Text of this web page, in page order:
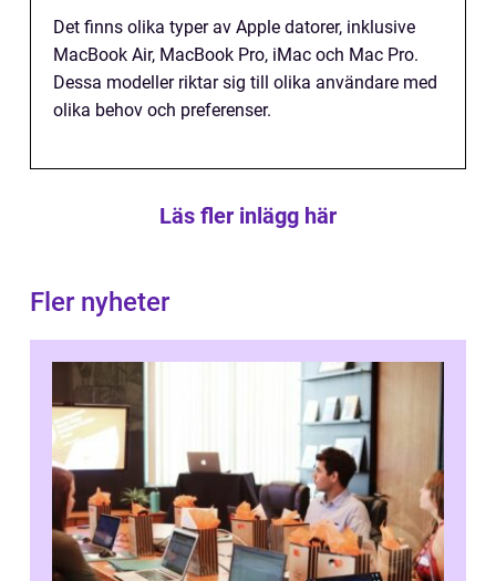
Det finns olika typer av Apple datorer, inklusive
MacBook Air, MacBook Pro, iMac och Mac Pro.
Dessa modeller riktar sig till olika användare med
olika behov och preferenser.
Läs fler inlägg här
Fler nyheter